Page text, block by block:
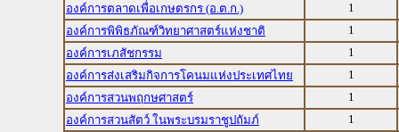
องค์การตลาดเพื่อเกษตรกร (อ.ต.ก.)
1
องค์การพิพิธภัณฑ์วิทยาศาสตร์แห่งชาติ
1
องค์การเภสัชกรรม
1
องค์การส่งเสริมกิจการโคนมแห่งประเทศไทย
1
องค์การสวนพฤกษศาสตร์
1
องค์การสวนสัตว์ ในพระบรมราชูปถัมภ์
1